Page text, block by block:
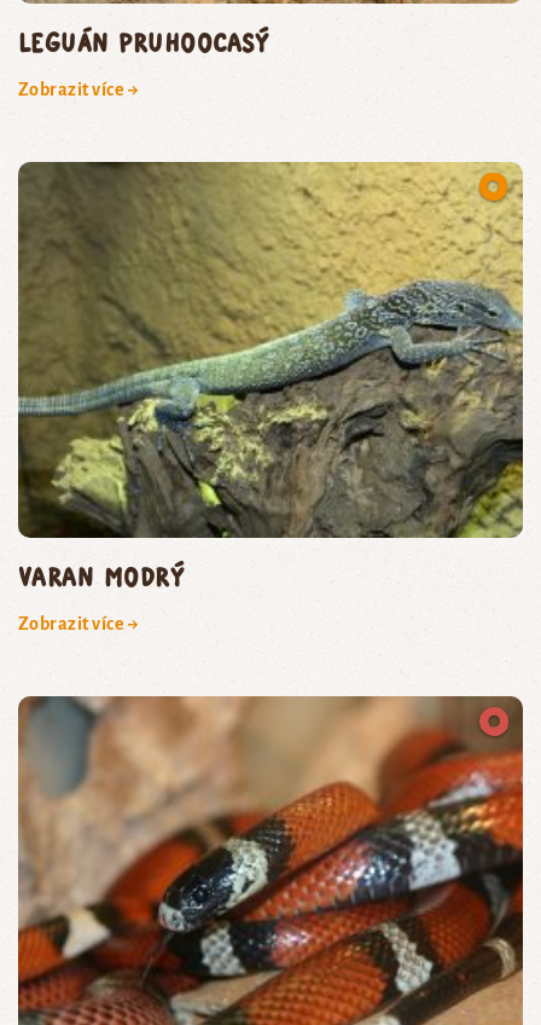
leguán pruhoocasý
Zobrazit více →
varan modrý
Zobrazit více →